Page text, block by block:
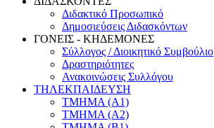
Διδακτικό Προσωπικό
Δημοσιεύσεις Διδασκόντων
ΓΟΝΕΙΣ - ΚΗΔΕΜΟΝΕΣ
Σύλλογος / Διοικητικό Συμβούλιο
Δραστηριότητες
Ανακοινώσεις Συλλόγου
ΤΗΛΕΚΠΑΙΔΕΥΣΗ
ΤΜΗΜΑ (Α1)
ΤΜΗΜΑ (Α2)